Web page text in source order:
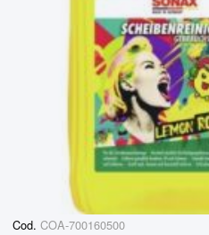
Cod. COA-700160500